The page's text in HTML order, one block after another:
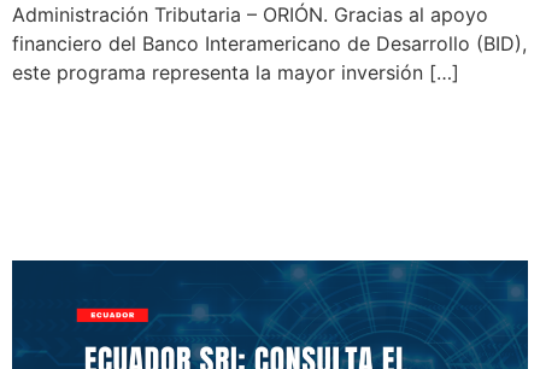
Administración Tributaria – ORIÓN. Gracias al apoyo
financiero del Banco Interamericano de Desarrollo (BID),
este programa representa la mayor inversión […]